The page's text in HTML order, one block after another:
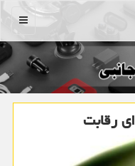
منو
رقابت